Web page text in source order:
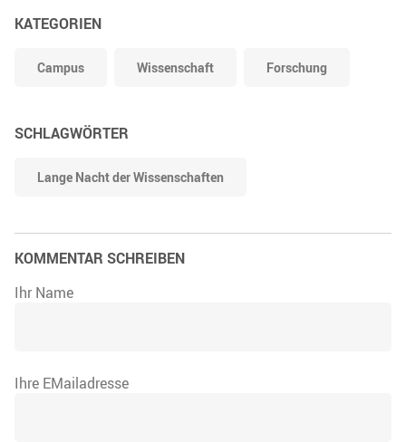
KATEGORIEN
Campus Wissenschaft Forschung
SCHLAGWÖRTER
Lange Nacht der Wissenschaften
KOMMENTAR SCHREIBEN
Ihr Name
Ihre EMailadresse